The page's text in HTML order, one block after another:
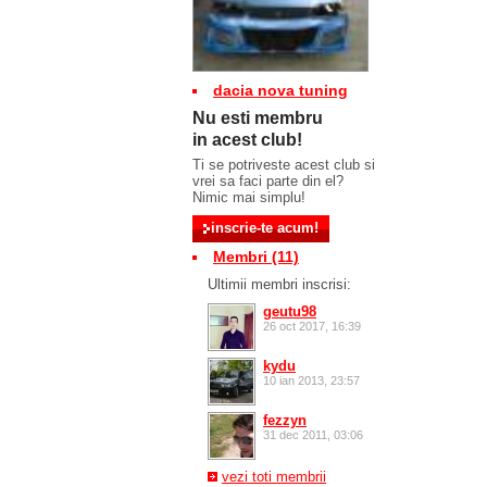
dacia nova tuning
Nu esti membru
in acest club!
Ti se potriveste acest club si
vrei sa faci parte din el?
Nimic mai simplu!
Membri (11)
Ultimii membri inscrisi:
geutu98
26 oct 2017, 16:39
kydu
10 ian 2013, 23:57
fezzyn
31 dec 2011, 03:06
vezi toti membrii